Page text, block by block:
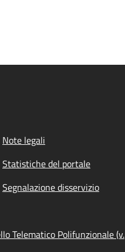
Note legali
Statistiche del portale
Segnalazione disservizio
Telematico Polifunzionale (v.